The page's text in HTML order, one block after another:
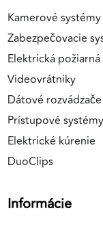
Kamerové systémy
Zabezpečovacie
Elektrická
Videovrátniky
Dátové rozvádzače
Prístupové systémy
Elektrické kúrenie
DuoClips
Informácie